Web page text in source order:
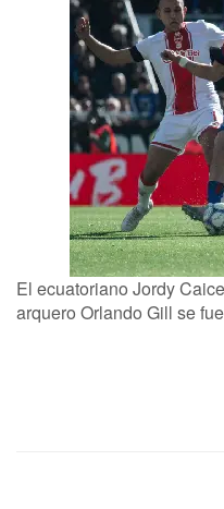
El ecuatoriano Jordy
arquero Orlando Gill se